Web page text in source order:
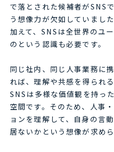
で落とされた候補者がSNS
う想像力が欠如していまし
加えて、SNSは全世界のユ
のという認識も必要です。
同じ社内、同じ人事業務に
れば、理解や共感を得られ
SNSは多様な価値観を持っ
空間です。そのため、人事
ョンを理解して、自身の言
居ないかという想像が求めら